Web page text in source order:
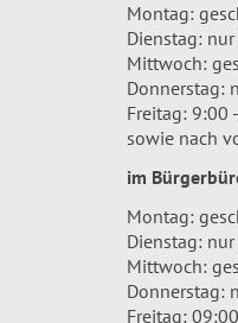
Montag:
Dienstag:
Mittwoch:
Donnerstag:
Freitag: 9:00
sowie nach
im
Montag:
Dienstag:
Mittwoch:
Donnerstag:
Freitag: